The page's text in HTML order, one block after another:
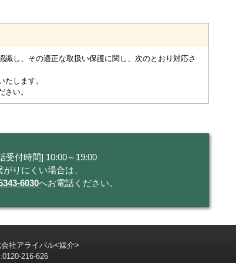
し、その適正な取扱い保護に関し、次のとおり対応さ
します。
さい。
受付時間] 10:00～19:00
りにくい場合は、
6030へお電話ください。
社アライバル<媒介>
0120-216-626